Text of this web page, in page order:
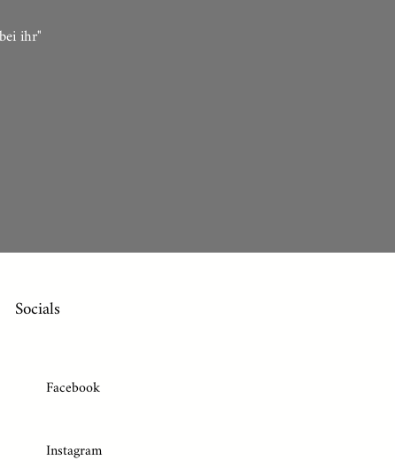
ihr"
Socials
Facebook
Instagram